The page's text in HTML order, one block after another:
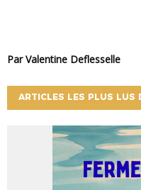
Par Valentine Deflesselle
ARTICLES LES PLUS LUS